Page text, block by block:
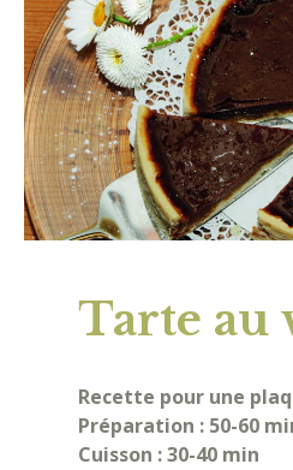
Tarte au
Recette pour une
Préparation : 50-60
Cuisson : 30-40 min